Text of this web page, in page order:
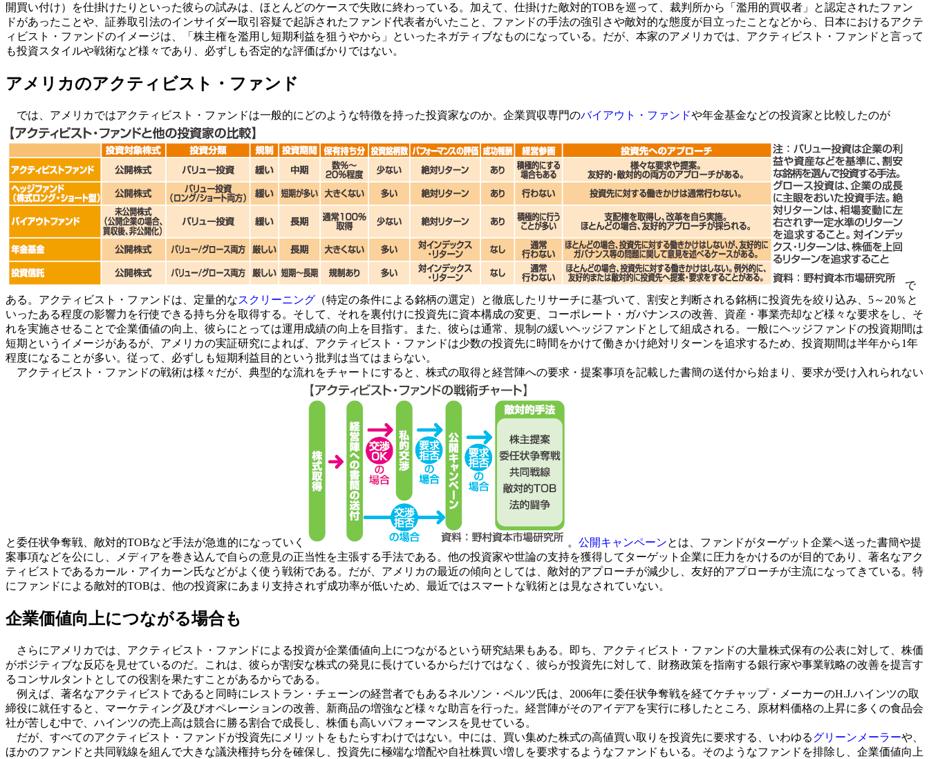
開買い付け）を仕掛けたりといった彼らの試みは、ほとんどのケースで失敗に終わっている。加えて、仕掛けた敵対的TOBを巡って、裁判所から「濫用的買収者」と認定されたファン
ドがあったことや、証券取引法のインサイダー取引容疑で起訴されたファンド代表者がいたこと、ファンドの手法の強引さや敵対的な態度が目立ったことなどから、日本におけるアクテ
ィビスト・ファンドのイメージは、「株主権を濫用し短期利益を狙うやから」といったネガティブなものになっている。だが、本家のアメリカでは、アクティビスト・ファンドと言って
も投資スタイルや戦術など様々であり、必ずしも否定的な評価ばかりではない。
アメリカのアクティビスト・ファンド
では、アメリカではアクティビスト・ファンドは一般的にどのような特徴を持った投資家なのか。企業買収専門のバイアウト・ファンドや年金基金などの投資家と比較したのが
で
ある。アクティビスト・ファンドは、定量的なスクリーニング （特定の条件による銘柄の選定）と徹底したリサーチに基づいて、割安と判断される銘柄に投資先を絞り込み、5～20％と
いったある程度の影響力を行使できる持ち分を取得する。そして、それを裏付けに投資先に資本構成の変更、コーポレート・ガバナンスの改善、資産・事業売却など様々な要求をし、そ
れを実施させることで企業価値の向上、彼らにとっては運用成績の向上を目指す。また、彼らは通常、規制の緩いヘッジファンドとして組成される。一般にヘッジファンドの投資期間は
短期というイメージがあるが、アメリカの実証研究によれば、アクティビスト・ファンドは少数の投資先に時間をかけて働きかけ絶対リターンを追求するため、投資期間は半年から1年
程度になることが多い。従って、必ずしも短期利益目的という批判は当てはまらない。
アクティビスト・ファンドの戦術は様々だが、典型的な流れをチャートにすると、株式の取得と経営陣への要求・提案事項を記載した書簡の送付から始まり、要求が受け入れられない
と委任状争奪戦、敵対的TOBなど手法が急進的になっていく 。 公開キャンペーンとは、ファンドがターゲット企業へ送った書簡や提
案事項などを公にし、メディアを巻き込んで自らの意見の正当性を主張する手法である。他の投資家や世論の支持を獲得してターゲット企業に圧力をかけるのが目的であり、著名なアク
ティビストであるカール・アイカーン氏などがよく使う戦術である。だが、アメリカの最近の傾向としては、敵対的アプローチが減少し、友好的アプローチが主流になってきている。特
にファンドによる敵対的TOBは、他の投資家にあまり支持されず成功率が低いため、最近ではスマートな戦術とは見なされていない。
企業価値向上につながる場合も
さらにアメリカでは、アクティビスト・ファンドによる投資が企業価値向上につながるという研究結果もある。即ち、アクティビスト・ファンドの大量株式保有の公表に対して、株価
がポジティブな反応を見せているのだ。これは、彼らが割安な株式の発見に長けているからだけではなく、彼らが投資先に対して、財務政策を指南する銀行家や事業戦略の改善を提言す
るコンサルタントとしての役割を果たすことがあるからである。
例えば、著名なアクティビストであると同時にレストラン・チェーンの経営者でもあるネルソン・ペルツ氏は、2006年に委任状争奪戦を経てケチャップ・メーカーのH.J.ハインツの取
締役に就任すると、マーケティング及びオペレーションの改善、新商品の増強など様々な助言を行った。経営陣がそのアイデアを実行に移したところ、原材料価格の上昇に多くの食品会
社が苦しむ中で、ハインツの売上高は競合に勝る割合で成長し、株価も高いパフォーマンスを見せている。
だが、すべてのアクティビスト・ファンドが投資先にメリットをもたらすわけではない。中には、買い集めた株式の高値買い取りを投資先に要求する、いわゆるグリーンメーラーや、
ほかのファンドと共同戦線を組んで大きな議決権持ち分を確保し、投資先に極端な増配や自社株買い増しを要求するようなファンドもいる。そのようなファンドを排除し、企業価値向上